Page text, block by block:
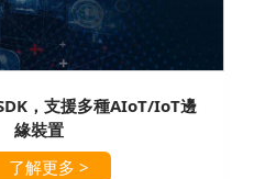
，支援多種AIoT/IoT邊
緣裝置
了解更多 >